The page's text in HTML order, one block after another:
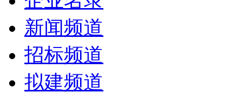
新闻频道
招标频道
拟建频道